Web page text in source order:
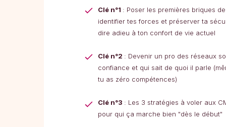
Clé n°1 : Poser les premières briques
identifier tes forces et préserver ta
dire adieu à ton confort de vie actuel
Clé n°2 : Devenir un pro des réseaux
confiance et qui sait de quoi il parle
tu as zéro compétences)
Clé n°3 : Les 3 stratégies à voler aux
pour qui ça marche bien "dès le début"